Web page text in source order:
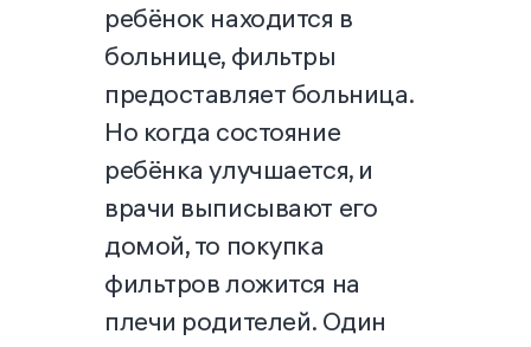
ребёнок находится в
больнице, фильтры
предоставляет больница.
Но когда состояние
ребёнка улучшается, и
врачи выписывают его
домой, то покупка
фильтров ложится на
плечи родителей. Один